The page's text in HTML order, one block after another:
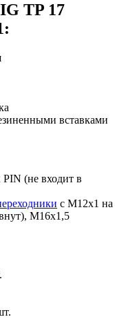
TP 17
вставками
(не входит в
с М12х1 на
М16х1,5